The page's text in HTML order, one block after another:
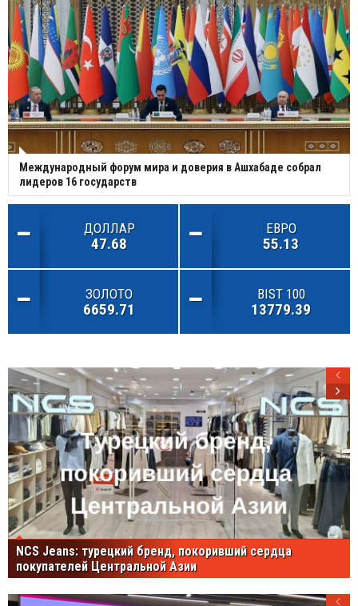
Международный форум мира и доверия в Ашхабаде собрал
лидеров 16 государств
ДОЛЛАР
47.68
ЕВРО
55.13
ЗОЛОТО
6659.71
BIST 100
13779.39
NCS Jeans: турецкий бренд, покоривший сердца
покупателей Центральной Азии